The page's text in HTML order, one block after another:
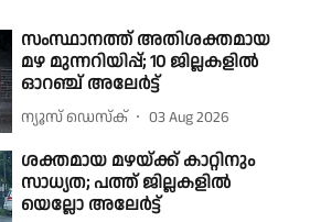
സംസ്ഥാനത്ത് അതിശക്തമായ
മഴ മുന്നറിയിപ്പ്; 10 ജില്ലകളിൽ
ഓറഞ്ച് അലേർട്ട്
ന്യൂസ് ഡെസ്ക് 03 Aug 2026
ശക്തമായ മഴയ്ക്ക് കാറ്റിനും
സാധ്യത; പത്ത് ജില്ലകളിൽ
യെല്ലോ അലേർട്ട്